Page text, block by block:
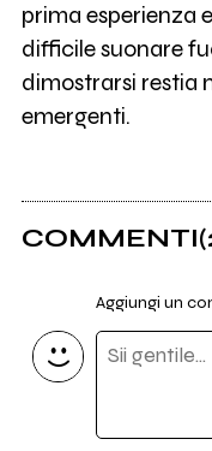
prima esperienza
difficile suonare
dimostrarsi restia
emergenti.
COMMENTI
Aggiungi un